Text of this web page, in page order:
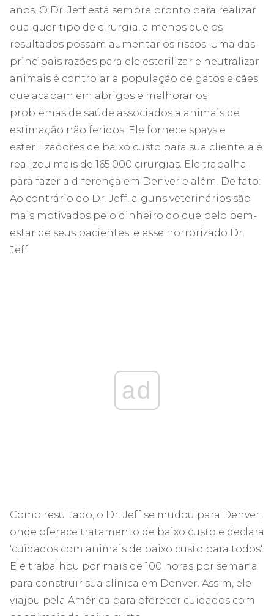
anos. O Dr. Jeff está sempre pronto para realizar
qualquer tipo de cirurgia, a menos que os
resultados possam aumentar os riscos. Uma das
principais razões para ele esterilizar e neutralizar
animais é controlar a população de gatos e cães
que acabam em abrigos e melhorar os
problemas de saúde associados a animais de
estimação não feridos. Ele fornece spays e
esterilizadores de baixo custo para sua clientela e
realizou mais de 165.000 cirurgias. Ele trabalha
para fazer a diferença em Denver e além. De fato:
Ao contrário do Dr. Jeff, alguns veterinários são
mais motivados pelo dinheiro do que pelo bem-
estar de seus pacientes, e esse horrorizado Dr.
Jeff.
ad
Como resultado, o Dr. Jeff se mudou para Denver,
onde oferece tratamento de baixo custo e declara
'cuidados com animais de baixo custo para todos'.
Ele trabalhou por mais de 100 horas por semana
para construir sua clínica em Denver. Assim, ele
viajou pela América para oferecer cuidados com